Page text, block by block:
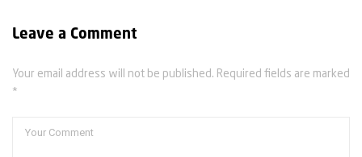
Leave a Comment
Your email address will not be published. Required fields are marked
*